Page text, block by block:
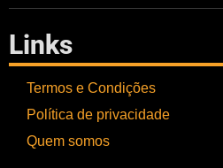
Links
Termos e Condições
Política de privacidade
Quem somos